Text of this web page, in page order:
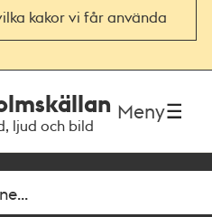
kakor vi får använda
ljud och bild
Meny